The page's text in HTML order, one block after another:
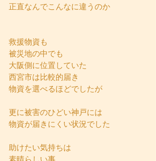
正直なんでこんなに違うのか
救援物資も
被災地の中でも
大阪側に位置していた
西宮市は比較的届き
物資を選べるほどでしたが
更に被害のひどい神戸には
物資が届きにくい状況でした
助けたい気持ちは